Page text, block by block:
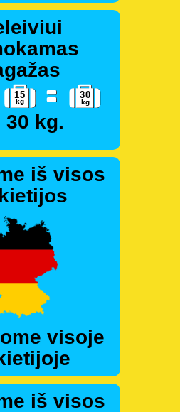
30 kg.
iš visos
visoje
iš visos